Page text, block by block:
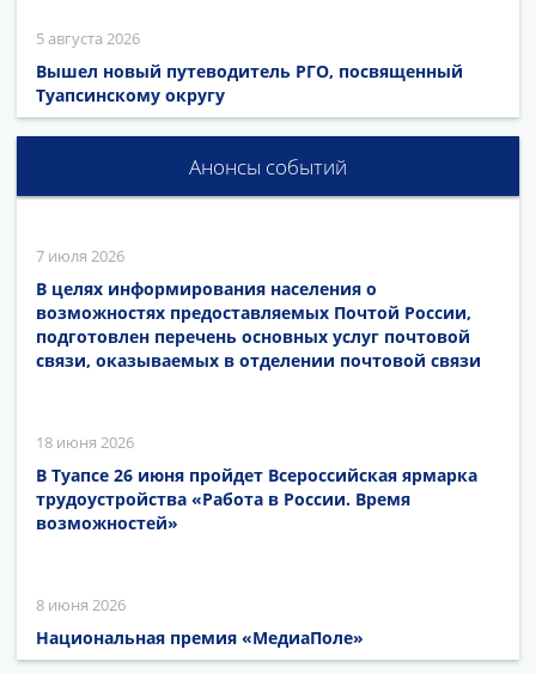
5 августа 2026
Вышел новый путеводитель РГО, посвященный
Туапсинскому округу
Анонсы событий
7 июля 2026
В целях информирования населения о
возможностях предоставляемых Почтой России,
подготовлен перечень основных услуг почтовой
связи, оказываемых в отделении почтовой связи
18 июня 2026
В Туапсе 26 июня пройдет Всероссийская ярмарка
трудоустройства «Работа в России. Время
возможностей»
8 июня 2026
Национальная премия «МедиаПоле»